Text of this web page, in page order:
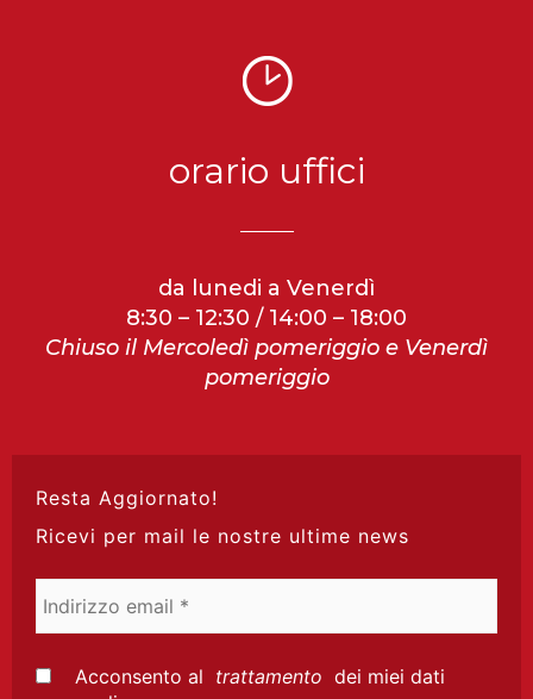
orario uffici
da lunedi a Venerdì
8:30 – 12:30 / 14:00 – 18:00
Chiuso il Mercoledì pomeriggio e Venerdì
pomeriggio
Resta Aggiornato!
Ricevi per mail le nostre ultime news
email
Acconsento al trattamento dei miei dati